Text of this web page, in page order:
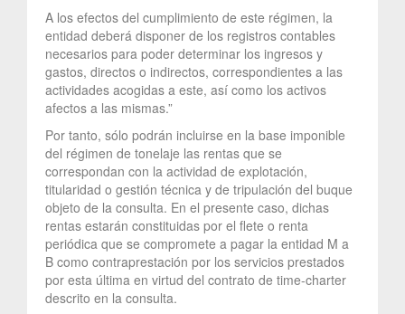
A los efectos del cumplimiento de este régimen, la
entidad deberá disponer de los registros contables
necesarios para poder determinar los ingresos y
gastos, directos o indirectos, correspondientes a las
actividades acogidas a este, así como los activos
afectos a las mismas.”
Por tanto, sólo podrán incluirse en la base imponible
del régimen de tonelaje las rentas que se
correspondan con la actividad de explotación,
titularidad o gestión técnica y de tripulación del buque
objeto de la consulta. En el presente caso, dichas
rentas estarán constituidas por el flete o renta
periódica que se compromete a pagar la entidad M a
B como contraprestación por los servicios prestados
por esta última en virtud del contrato de time-charter
descrito en la consulta.